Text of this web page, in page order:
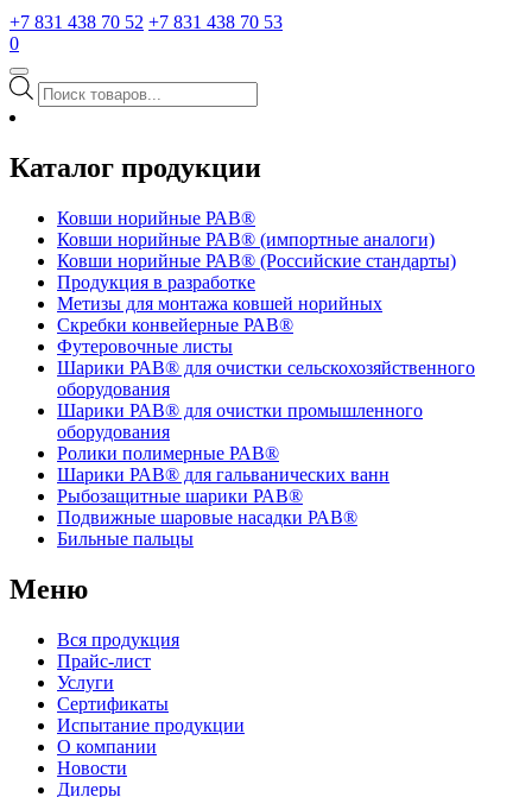
+7 831 438 70 52 +7 831 438 70 53
0
Поиск
товаров
Каталог продукции
Ковши норийные РАВ®
Ковши норийные РАВ® (импортные аналоги)
Ковши норийные РАВ® (Российские стандарты)
Продукция в разработке
Метизы для монтажа ковшей норийных
Скребки конвейерные РАВ®
Футеровочные листы
Шарики РАВ® для очистки сельскохозяйственного
оборудования
Шарики РАВ® для очистки промышленного
оборудования
Ролики полимерные РАВ®
Шарики РАВ® для гальванических ванн
Рыбозащитные шарики РАВ®
Подвижные шаровые насадки РАВ®
Бильные пальцы
Меню
Вся продукция
Прайс-лист
Услуги
Сертификаты
Испытание продукции
О компании
Новости
Дилеры